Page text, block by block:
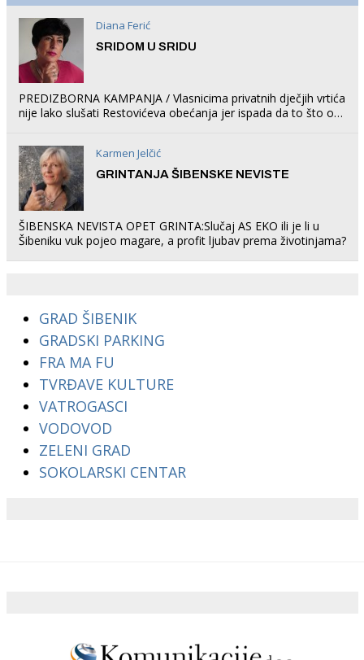
Diana Ferić
SRIDOM U SRIDU
PREDIZBORNA KAMPANJA / Vlasnicima privatnih dječjih vrtića
nije lako slušati Restovićeva obećanja jer ispada da to što oni
Karmen Jelčić
GRINTANJA ŠIBENSKE NEVISTE
ŠIBENSKA NEVISTA OPET GRINTA:Slučaj AS EKO ili je li u
Šibeniku vuk pojeo magare, a profit ljubav prema životinjama?
GRAD ŠIBENIK
GRADSKI PARKING
FRA MA FU
TVRĐAVE KULTURE
VATROGASCI
VODOVOD
ZELENI GRAD
SOKOLARSKI CENTAR